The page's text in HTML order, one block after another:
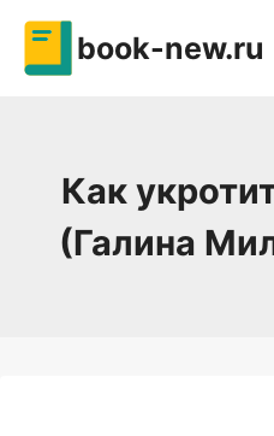
Перейти
содержимому
book-new.ru
Как
(Галина